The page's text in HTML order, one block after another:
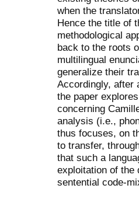
when the
Hence the title of
methodological
back to the roots
multilingual
generalize their
Accordingly, after
the paper
concerning
analysis (i.e.,
thus focuses, on
to transfer,
that such a
exploitation of the
sentential code-